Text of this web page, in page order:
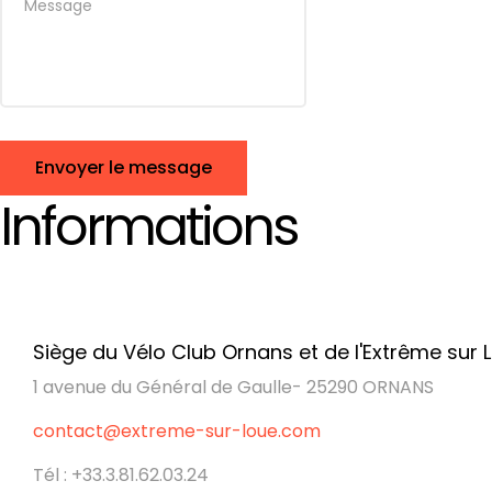
Envoyer le message
Informations
Siège du Vélo Club Ornans et de l'Extrême sur
1 avenue du Général de Gaulle- 25290 ORNANS
contact@extreme-sur-loue.com
Tél : +33.3.81.62.03.24